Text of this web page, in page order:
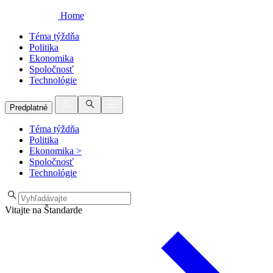
Home
Téma týždňa
Politika
Ekonomika
Spoločnosť
Technológie
Predplatné
Téma týždňa
Politika
Ekonomika >
Spoločnosť
Technológie
Vitajte na Štandarde